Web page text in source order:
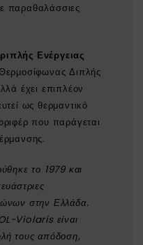
παραθαλάσσιες
Ενέργειας
Διπλής
έχει επιπλέον
ως θερμαντικό
που παράγεται
το 1979 και
στην Ελλάδα.
Violaris είναι
τους απόδοση,